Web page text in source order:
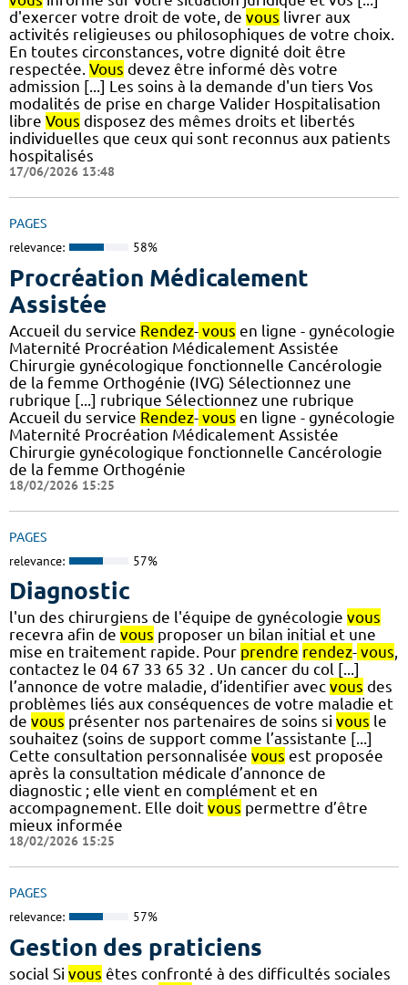
d'exercer votre droit de vote, de vous livrer aux
activités religieuses ou philosophiques de votre choix.
En toutes circonstances, votre dignité doit être
respectée. Vous devez être informé dès votre
admission [...] Les soins à la demande d'un tiers Vos
modalités de prise en charge Valider Hospitalisation
libre Vous disposez des mêmes droits et libertés
individuelles que ceux qui sont reconnus aux patients
hospitalisés
17/06/2026 13:48
PAGES
relevance: 58%
Procréation Médicalement
Assistée
Accueil du service Rendez- vous en ligne - gynécologie
Maternité Procréation Médicalement Assistée
Chirurgie gynécologique fonctionnelle Cancérologie
de la femme Orthogénie (IVG) Sélectionnez une
rubrique [...] rubrique Sélectionnez une rubrique
Accueil du service Rendez- vous en ligne - gynécologie
Maternité Procréation Médicalement Assistée
Chirurgie gynécologique fonctionnelle Cancérologie
de la femme Orthogénie
18/02/2026 15:25
PAGES
relevance: 57%
Diagnostic
l'un des chirurgiens de l'équipe de gynécologie vous
recevra afin de vous proposer un bilan initial et une
mise en traitement rapide. Pour prendre rendez- vous,
contactez le 04 67 33 65 32 . Un cancer du col [...]
l’annonce de votre maladie, d’identifier avec vous des
problèmes liés aux conséquences de votre maladie et
de vous présenter nos partenaires de soins si vous le
souhaitez (soins de support comme l’assistante [...]
Cette consultation personnalisée vous est proposée
après la consultation médicale d’annonce de
diagnostic ; elle vient en complément et en
accompagnement. Elle doit vous permettre d’être
mieux informée
18/02/2026 15:25
PAGES
relevance: 57%
Gestion des praticiens
social Si vous êtes confronté à des difficultés sociales